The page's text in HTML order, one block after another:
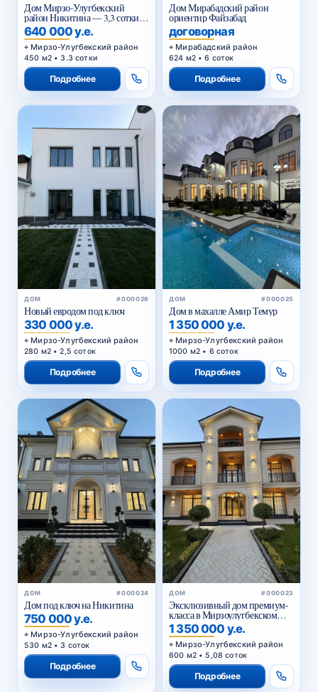
Дом Мирзо-Улугбекский
район Никитина — 3,3 сотки, 2
бассейна
640 000 у.е.
Мирзо-Улугбекский район
450 м2 • 3.3 сотки
Подробнее
Дом Мирабадский район
ориентир Файзабад
договорная
Мирабадский район
624 м2 • 6 соток
Подробнее
ДОМ #000026
Новый евродом под ключ
330 000 у.е.
Мирзо-Улугбекский район
280 м2 • 2,5 соток
Подробнее
ДОМ #000025
Дом в махалле Амир Темур
1 350 000 у.е.
Мирзо-Улугбекский район
1000 м2 • 6 соток
Подробнее
ДОМ #000024
Дом под ключ на Никитина
750 000 у.е.
Мирзо-Улугбекский район
530 м2 • 3 соток
Подробнее
ДОМ #000023
Эксклюзивный дом премиум-
класса в Мирзоулугбекском
районе
1 350 000 у.е.
Мирзо-Улугбекский район
600 м2 • 5,08 соток
Подробнее